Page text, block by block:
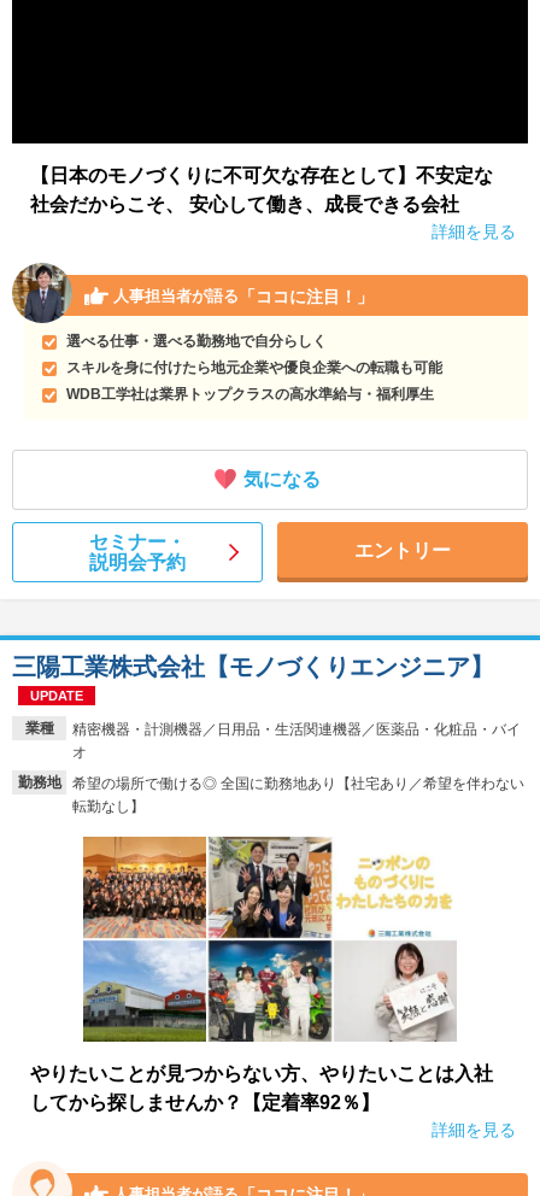
【日本のモノづくりに不可欠な存在として】不安定な
社会だからこそ、 安心して働き、成長できる会社
詳細を見る
人事担当者が語る 「ココに注目！」
選べる仕事・選べる勤務地で自分らしく
スキルを身に付けたら地元企業や優良企業への転職も可能
WDB工学社は業界トップクラスの高水準給与・福利厚生
気になる
セミナー・
説明会予約
エントリー
業種
精密機器・計測機器／日用品・生活関連機器／医薬品・化粧品・バイ
オ
勤務地
希望の場所で働ける◎ 全国に勤務地あり【社宅あり／希望を伴わない
転勤なし】
三陽工業株式会社【モノづくりエンジニア】
UPDATE
やりたいことが見つからない方、やりたいことは入社
してから探しませんか？【定着率92％】
詳細を見る